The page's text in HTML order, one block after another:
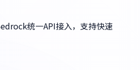
统一API接入，支持快速